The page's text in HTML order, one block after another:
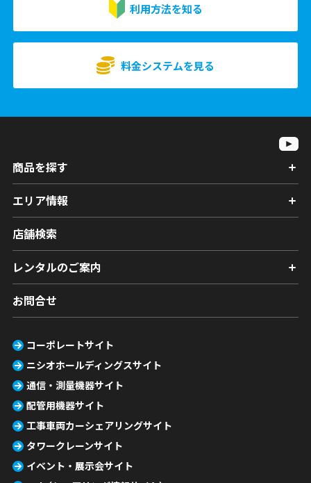
利用方法を知る
料金システムを見る
商品を探す
エリア情報
店舗検索
レンタルのご案内
お問合せ
コーポレートサイト
ニシオホールディングスサイト
通信・測量機器サイト
配管用機器サイト
工事車両カーシェアリングサイト
タワークレーンサイト
イベント・展示会サイト